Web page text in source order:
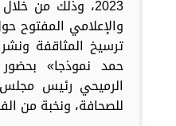
2023، وذلك من
والإعلامي
ترسيخ المثاقفة
حمد نموذجا»
الرميحي رئيس مجلس
للصحافة، ونخبة من